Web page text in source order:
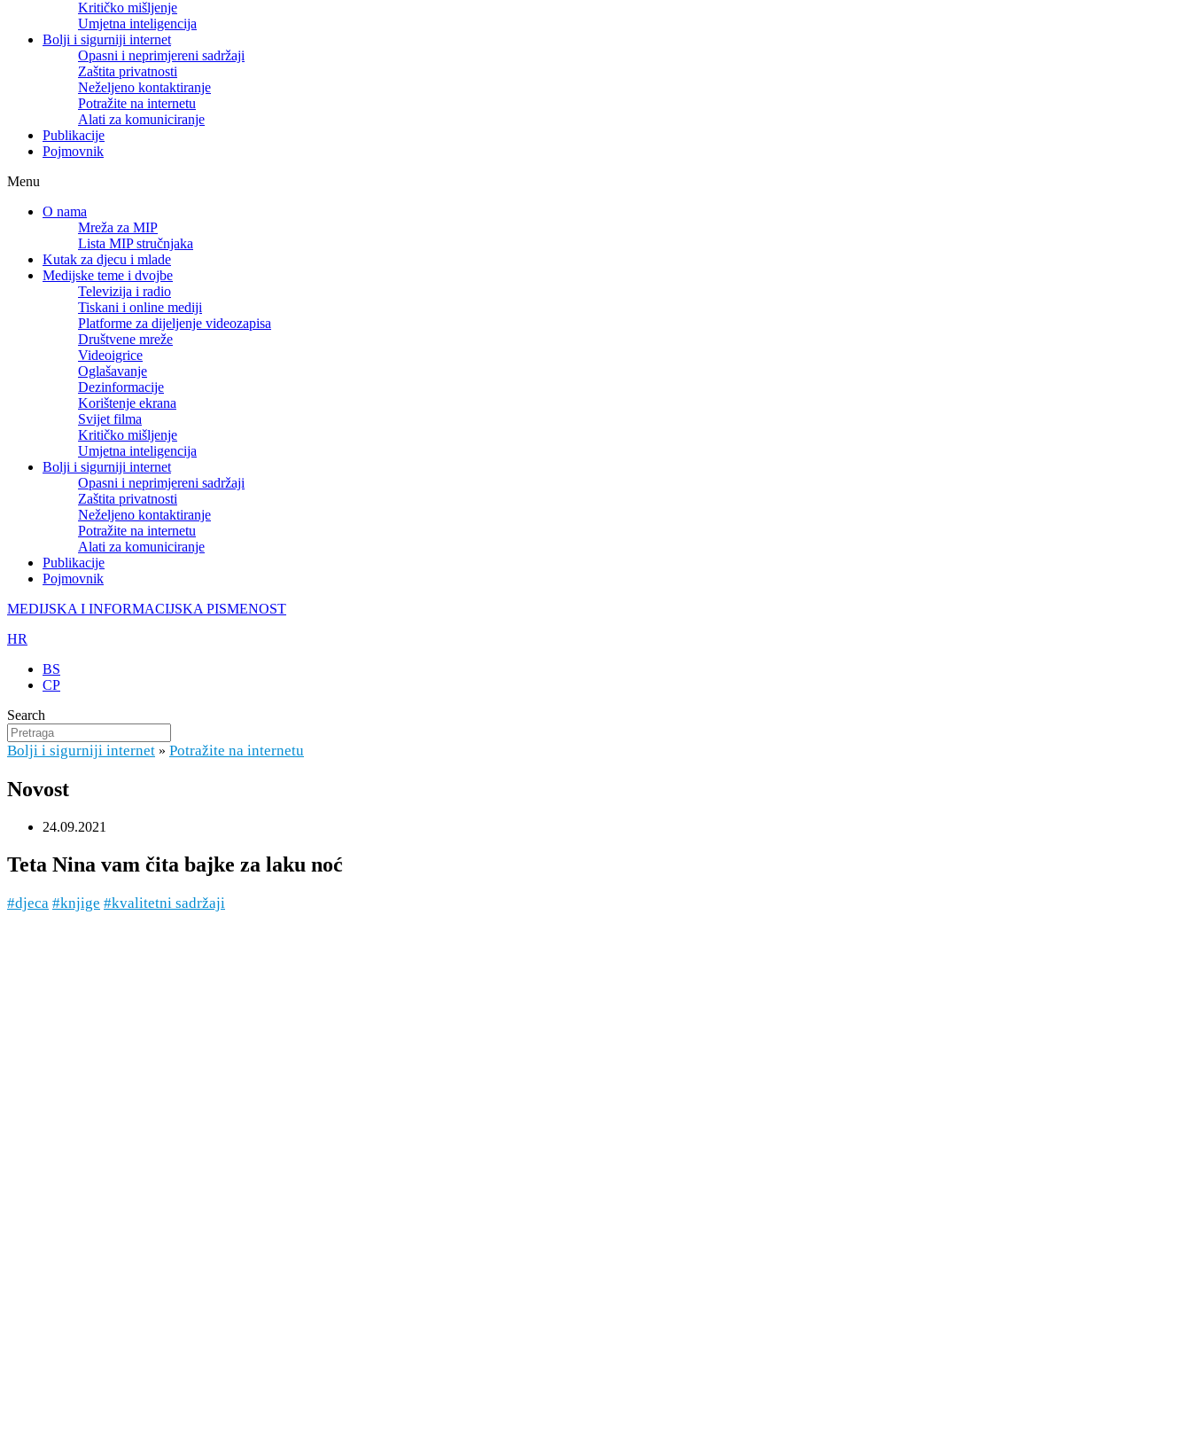
Kritičko mišljenje
Umjetna inteligencija
Bolji i sigurniji internet
Opasni i neprimjereni sadržaji
Zaštita privatnosti
Neželjeno kontaktiranje
Potražite na internetu
Alati za komuniciranje
Publikacije
Pojmovnik
Menu
O nama
Mreža za MIP
Lista MIP stručnjaka
Kutak za djecu i mlade
Medijske teme i dvojbe
Televizija i radio
Tiskani i online mediji
Platforme za dijeljenje videozapisa
Društvene mreže
Videoigrice
Oglašavanje
Dezinformacije
Korištenje ekrana
Svijet filma
Kritičko mišljenje
Umjetna inteligencija
Bolji i sigurniji internet
Opasni i neprimjereni sadržaji
Zaštita privatnosti
Neželjeno kontaktiranje
Potražite na internetu
Alati za komuniciranje
Publikacije
Pojmovnik
MEDIJSKA I INFORMACIJSKA PISMENOST
HR
BS
CP
Search
Bolji i sigurniji internet » Potražite na internetu
Novost
24.09.2021
Teta Nina vam čita bajke za laku noć
#djeca #knjige #kvalitetni sadržaji